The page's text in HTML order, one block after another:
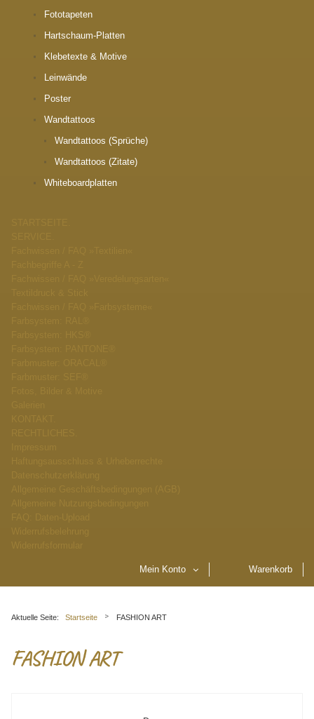
Fototapeten
Hartschaum-Platten
Klebetexte & Motive
Leinwände
Poster
Wandtattoos
Wandtattoos (Sprüche)
Wandtattoos (Zitate)
Whiteboardplatten
Mein Konto Warenkorb
Aktuelle Seite: Startseite FASHION ART
FASHION ART